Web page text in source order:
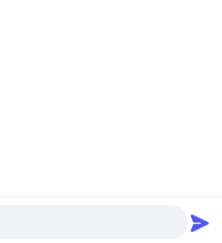
Intelligence Cold Chain Technology Co.,LTD
Ein Angebot bekommen